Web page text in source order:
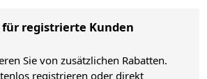
für registrierte Kunden
Sie von zusätzlichen Rabatten.
registrieren oder direkt